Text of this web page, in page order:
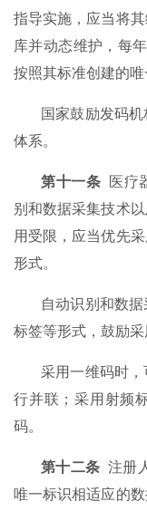
指导实施，应当将
库并动态维护，每
按照其标准创建的唯
国家鼓励发码
体系。
第十一条 医疗
别和数据采集技术
用受限，应当优先
形式。
自动识别和数
标签等形式，鼓励采
采用一维码时
行并联；采用射频
码。
第十二条 注册
唯一标识相适应的